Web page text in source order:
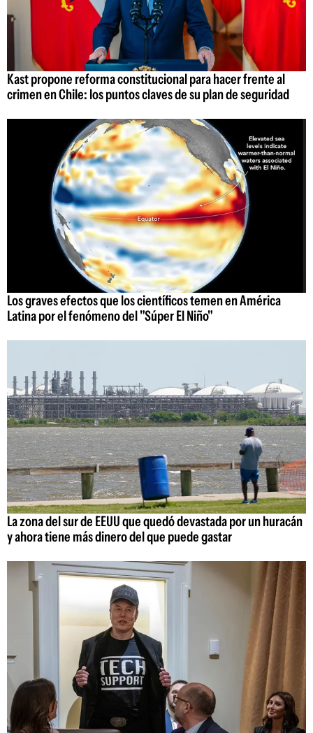
Kast propone reforma constitucional para hacer frente al
crimen en Chile: los puntos claves de su plan de seguridad
Los graves efectos que los científicos temen en América
Latina por el fenómeno del "Súper El Niño"
La zona del sur de EEUU que quedó devastada por un huracán
y ahora tiene más dinero del que puede gastar